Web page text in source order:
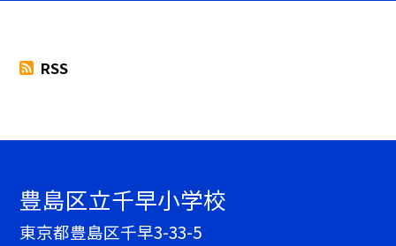
RSS
豊島区立千早小学校
東京都豊島区千早3-33-5